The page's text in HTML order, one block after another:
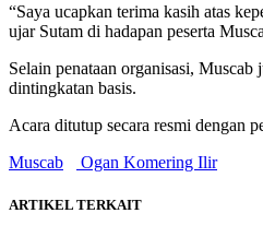
“Saya ucapkan terima kasih atas
ujar Sutam di hadapan peserta
Selain penataan organisasi,
dintingkatan basis.
Acara ditutup secara resmi dengan
Muscab
Ogan Komering Ilir
ARTIKEL TERKAIT